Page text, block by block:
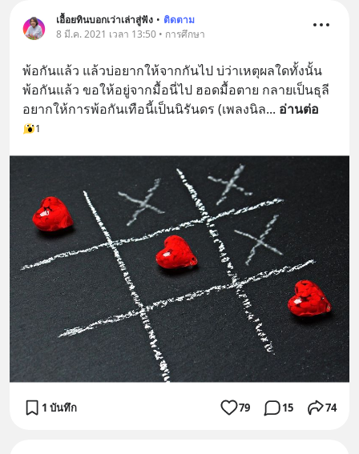
เอื้อยทินบอกเว่าเล่าสู่ฟัง • ติดตาม
8 มี.ค. 2021 เวลา 13:50 • การศึกษา
พ้อกันแล้ว แล้วบ่อยากให้จากกันไป บ่ว่าเหตุผลใดทั้งนั้น
พ้อกันแล้ว ขอให้อยู่จากมื้อนี่ไป ฮอดมื้อตาย กลายเป็นธุลี
อยากให้การพ้อกันเทือนี้เป็นนิรันดร (เพลงนิล... อ่านต่อ
1
1 บันทึก 79 15 74